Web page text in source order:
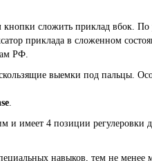
сложить приклад вбок.
приклада в сложенном
РФ.
выемки под пальцы.
.
и имеет 4 позиции регулеровки
навыков, тем не